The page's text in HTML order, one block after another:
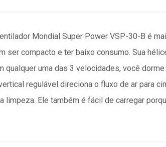
Mondial Super Power VSP-30-B é
ser compacto e ter baixo consumo. Sua
qualquer uma das 3 velocidades, você
regulável direciona o fluxo de ar para
limpeza. Ele também é fácil de carregar